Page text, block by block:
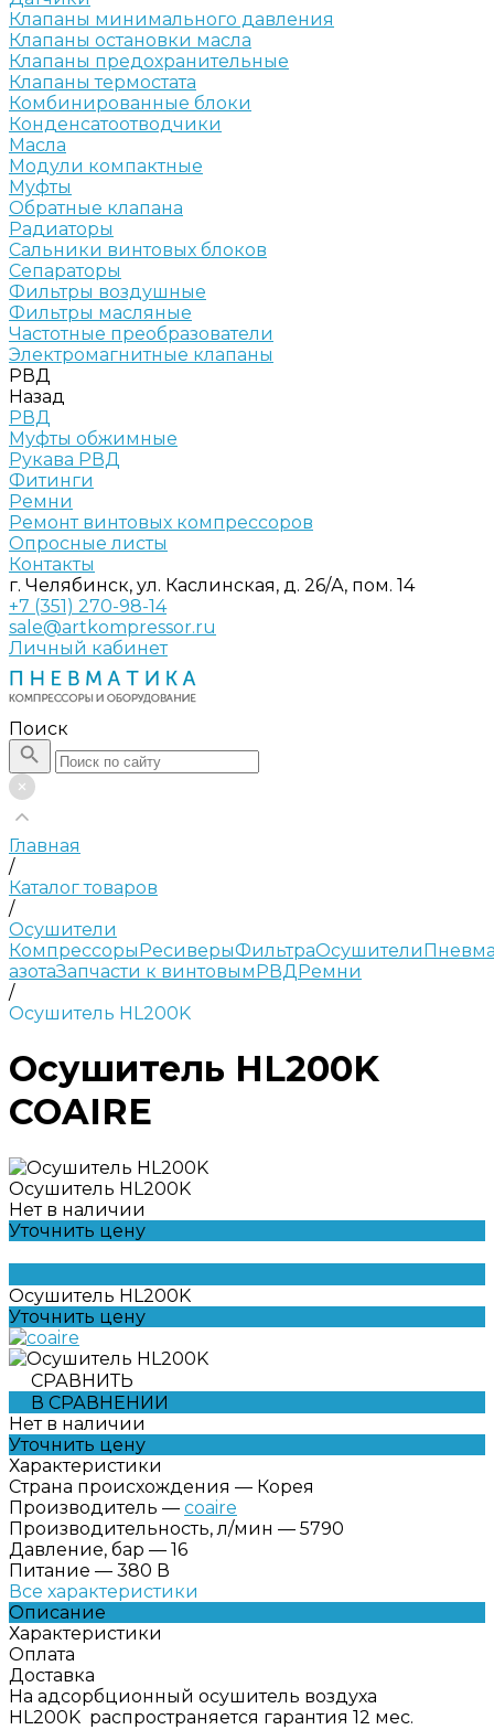
Клапаны минимального давления
Клапаны остановки масла
Клапаны предохранительные
Клапаны термостата
Комбинированные блоки
Конденсатоотводчики
Масла
Модули компактные
Муфты
Обратные клапана
Радиаторы
Сальники винтовых блоков
Сепараторы
Фильтры воздушные
Фильтры масляные
Частотные преобразователи
Электромагнитные клапаны
РВД
Назад
РВД
Муфты обжимные
Рукава РВД
Фитинги
Ремни
Ремонт винтовых компрессоров
Опросные листы
Контакты
г. Челябинск, ул. Каслинская, д. 26/А, пом. 14
+7 (351) 270-98-14
sale@artkompressor.ru
Личный кабинет
Поиск
Главная
/
Каталог товаров
/
Осушители
КомпрессорыРесиверыФильтраОсушители
азотаЗапчасти к винтовымРВДРемни
/
Осушитель HL200K
Осушитель HL200K
COAIRE
Осушитель HL200K
Нет в наличии
Уточнить цену
Осушитель HL200K
Уточнить цену
СРАВНИТЬ
В СРАВНЕНИИ
Нет в наличии
Уточнить цену
Характеристики
Страна происхождения — Корея
Производитель — coaire
Производительность, л/мин — 5790
Давление, бар — 16
Питание — 380 В
Все характеристики
Описание
Характеристики
Оплата
Доставка
На адсорбционный осушитель воздуха
HL200K распространяется гарантия 12 мес.